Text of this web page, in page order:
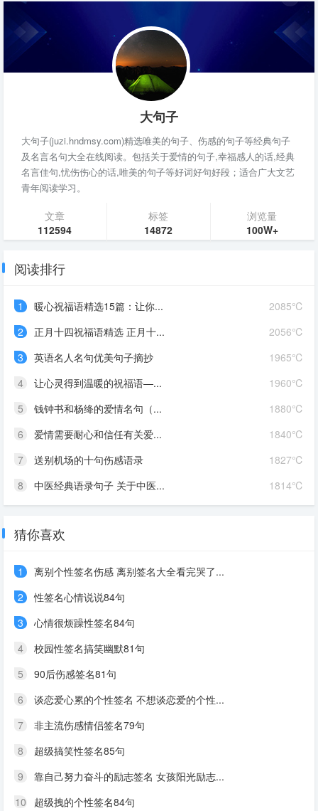
大句子
大句子(juzi.hndmsy.com)精选唯美的句子、伤感的句子等经典句子
及名言名句大全在线阅读。包括关于爱情的句子,幸福感人的话,经典
名言佳句,忧伤伤心的话,唯美的句子等好词好句好段；适合广大文艺
青年阅读学习。
文章
112594
标签
14872
浏览量
100W+
阅读排行
2085℃
1
暖心祝福语精选15篇：让你...
2056℃
2
正月十四祝福语精选 正月十...
1965℃
3
英语名人名句优美句子摘抄
1960℃
4
让心灵得到温暖的祝福语—...
1880℃
5
钱钟书和杨绛的爱情名句（...
1840℃
6
爱情需要耐心和信任有关爱...
1827℃
7
送别机场的十句伤感语录
1814℃
8 中医经典语录句子 关于中医...
猜你喜欢
1
离别个性签名伤感 离别签名大全看完哭了...
2
性签名心情说说84句
3
心情很烦躁性签名84句
4
校园性签名搞笑幽默81句
5
90后伤感签名81句
6
谈恋爱心累的个性签名 不想谈恋爱的个性...
7
非主流伤感情侣签名79句
8
超级搞笑性签名85句
9
靠自己努力奋斗的励志签名 女孩阳光励志...
10
超级拽的个性签名84句